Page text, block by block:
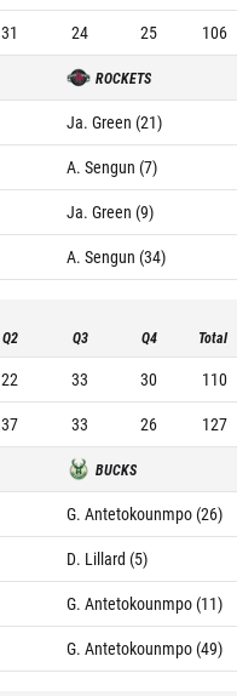
31 24 25 106
ROCKETS
Ja. Green (21)
A. Sengun (7)
Ja. Green (9)
A. Sengun (34)
Q2 Q3 Q4 Total
22 33 30
110
37 33 26 127
BUCKS
G. Antetokounmpo (26)
D. Lillard (5)
G. Antetokounmpo (11)
G. Antetokounmpo (49)